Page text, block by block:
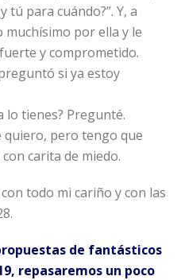
tú para cuándo?”. Y, a
por ella y le
y comprometido.
si ya estoy
lo tienes? Pregunté.
quiero, pero tengo que
carita de miedo.
todo mi cariño y con las
de fantásticos
repasaremos un poco